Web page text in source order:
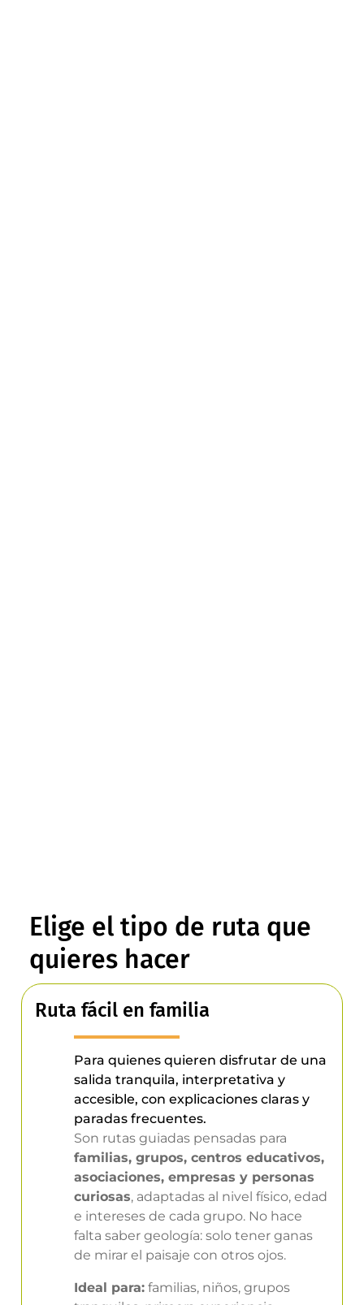
Elige el tipo de ruta que
quieres hacer
Ruta fácil en familia
Para quienes quieren disfrutar de una
salida tranquila, interpretativa y
accesible, con explicaciones claras y
paradas frecuentes.
Son rutas guiadas pensadas para
familias, grupos, centros educativos,
asociaciones, empresas y personas
curiosas, adaptadas al nivel físico, edad
e intereses de cada grupo. No hace
falta saber geología: solo tener ganas
de mirar el paisaje con otros ojos.
Ideal para: familias, niños, grupos